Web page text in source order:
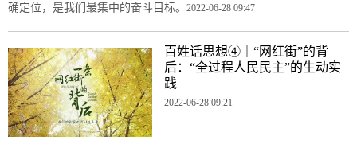
确定位，是我们最集中的奋斗目标。 2022-06-28 09:47
百姓话思想④｜“网红街”的背
后：“全过程人民民主”的生动实
践
2022-06-28 09:21